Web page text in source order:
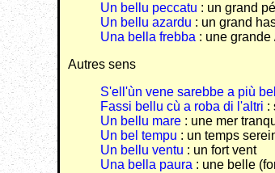
Un bellu peccatu : un grand
Un bellu azardu : un grand
Una bella frebba : une grande
Autres sens
S'ell'ùn vene sarebbe a più
Fassi bellu cù a roba di l'altri :
Un bellu mare : une mer
Un bel tempu : un temps
Un bellu ventu : un fort vent
Una bella paura : une belle